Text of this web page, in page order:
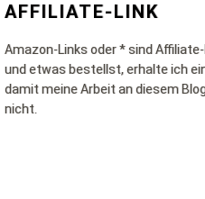
AFFILIATE-LINK
Amazon-Links oder * sind
und etwas bestellst, erhalte ich
damit meine Arbeit an diesem
nicht.